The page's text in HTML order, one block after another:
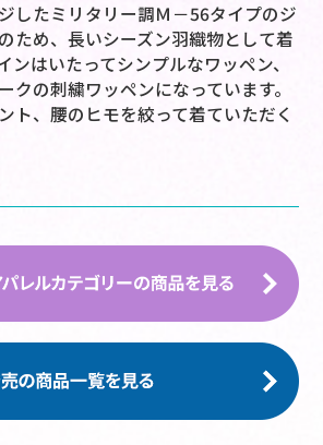
したミリタリー調Ｍ－56タイプのジ
ため、長いシーズン羽織物として着
ンはいたってシンプルなワッペン、
クの刺繍ワッペンになっています。
ト、腰のヒモを絞って着ていただく